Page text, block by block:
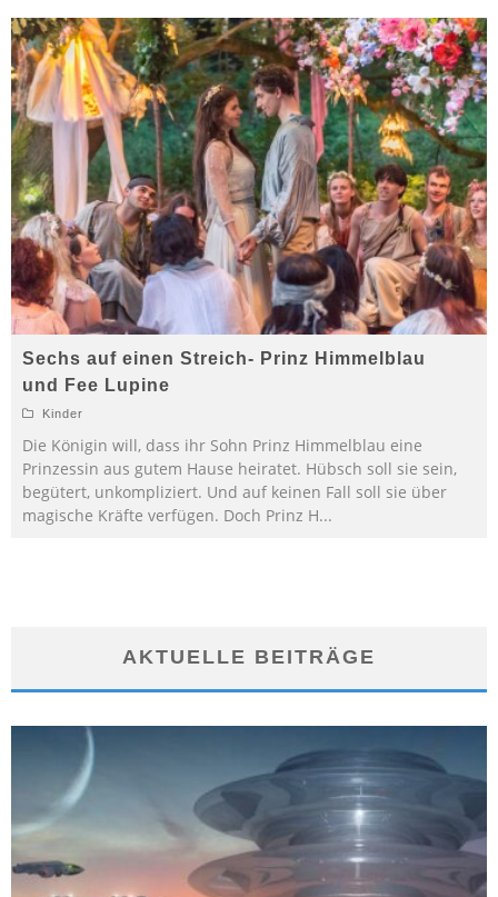
Sechs auf einen Streich- Prinz Himmelblau
und Fee Lupine
Kinder
Die Königin will, dass ihr Sohn Prinz Himmelblau eine
Prinzessin aus gutem Hause heiratet. Hübsch soll sie sein,
begütert, unkompliziert. Und auf keinen Fall soll sie über
magische Kräfte verfügen. Doch Prinz H...
AKTUELLE BEITRÄGE